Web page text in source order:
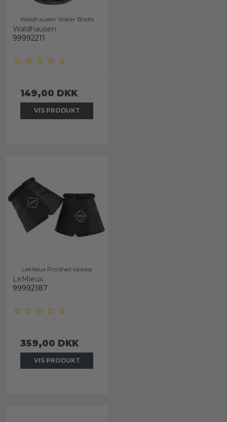
Waldhausen Water Boots
Waldhausen
99992211
149,00 DKK
VIS PRODUKT
LeMieux ProShell klokke
LeMieux
99992187
359,00 DKK
VIS PRODUKT